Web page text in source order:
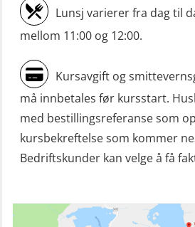
Livbåtfører
(OSE1301)
Livbåtfører
grunnleggende
Mann-Over-Bord
båt m/mørkekjøring –
(OSE114)
båt m/mørkekjøring
Lunsj varierer fra dag til
mellom 11:00 og 12:00.
Kursavgift og
må innbetales før kursstart.
med bestillingsreferanse som
kursbekreftelse som kommer
Bedriftskunder kan velge å få